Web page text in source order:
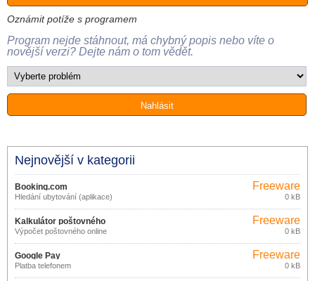
Oznámit potíže s programem
Program nejde stáhnout, má chybný popis nebo víte o
novější verzi? Dejte nám o tom vědět.
Nejnovější v kategorii
Booking.com
Hledání ubytování (aplikace)
Freeware
0 kB
Kalkulátor poštovného
Výpočet poštovného online
Freeware
0 kB
Google Pay
Platba telefonem
Freeware
0 kB